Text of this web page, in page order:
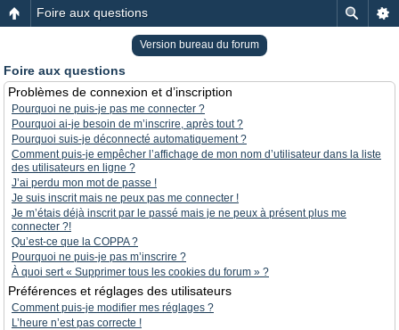
Foire aux questions
Version bureau du forum
Foire aux questions
Problèmes de connexion et d’inscription
Pourquoi ne puis-je pas me connecter ?
Pourquoi ai-je besoin de m’inscrire, après tout ?
Pourquoi suis-je déconnecté automatiquement ?
Comment puis-je empêcher l’affichage de mon nom d’utilisateur dans la liste
des utilisateurs en ligne ?
J’ai perdu mon mot de passe !
Je suis inscrit mais ne peux pas me connecter !
Je m’étais déjà inscrit par le passé mais je ne peux à présent plus me
connecter ?!
Qu’est-ce que la COPPA ?
Pourquoi ne puis-je pas m’inscrire ?
À quoi sert « Supprimer tous les cookies du forum » ?
Préférences et réglages des utilisateurs
Comment puis-je modifier mes réglages ?
L’heure n’est pas correcte !